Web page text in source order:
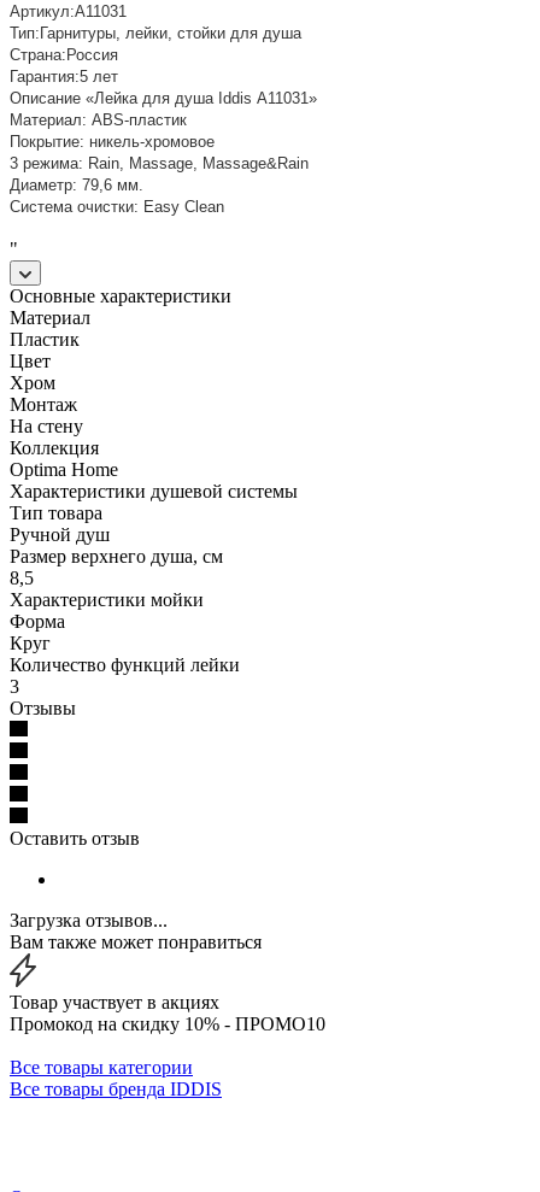
Артикул:А11031
Тип: Гарнитуры, лейки, стойки для душа
Страна: Россия
Гарантия:5 лет
Описание «Лейка для душа Iddis А11031»
Материал: ABS-пластик
Покрытие: никель-хромовое
3 режима: Rain, Massage, Massage&Rain
Диаметр: 79,6 мм.
Система очистки: Easy Clean
"
Основные характеристики
Материал
Пластик
Цвет
Хром
Монтаж
На стену
Коллекция
Optima Home
Характеристики душевой системы
Тип товара
Ручной душ
Размер верхнего душа, см
8,5
Характеристики мойки
Форма
Круг
Количество функций лейки
3
Отзывы
Оставить отзыв
Загрузка отзывов...
Вам также может понравиться
Товар участвует в акциях
Промокод на скидку 10% - ПРОМО10
Все товары категории
Все товары бренда IDDIS